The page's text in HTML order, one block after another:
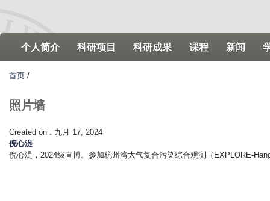
个人简介 科研项目 科研成果 课程 新闻
首页 /
照片墙
Created on : 九月 17, 2024
倪心湜
倪心湜，2024级直博。参加杭州湾大气复合污染综合观测（EXPLORE-